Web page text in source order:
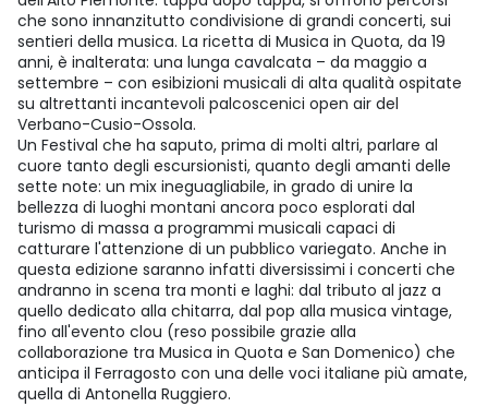
che sono innanzitutto condivisione di grandi concerti, sui
sentieri della musica. La ricetta di Musica in Quota, da 19
anni, è inalterata: una lunga cavalcata – da maggio a
settembre – con esibizioni musicali di alta qualità ospitate
su altrettanti incantevoli palcoscenici open air del
Verbano-Cusio-Ossola.
Un Festival che ha saputo, prima di molti altri, parlare al
cuore tanto degli escursionisti, quanto degli amanti delle
sette note: un mix ineguagliabile, in grado di unire la
bellezza di luoghi montani ancora poco esplorati dal
turismo di massa a programmi musicali capaci di
catturare l'attenzione di un pubblico variegato. Anche in
questa edizione saranno infatti diversissimi i concerti che
andranno in scena tra monti e laghi: dal tributo al jazz a
quello dedicato alla chitarra, dal pop alla musica vintage,
fino all'evento clou (reso possibile grazie alla
collaborazione tra Musica in Quota e San Domenico) che
anticipa il Ferragosto con una delle voci italiane più amate,
quella di Antonella Ruggiero.